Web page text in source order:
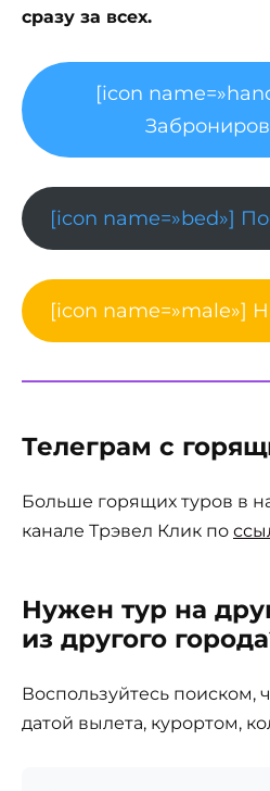
сразу за всех.
[icon
[icon name=»bed»]
[icon name=»male»]
Телеграм с
Больше горящих туров в
канале Трэвел Клик по
Нужен тур на
из другого
Воспользуйтесь поиском,
датой вылета, курортом,